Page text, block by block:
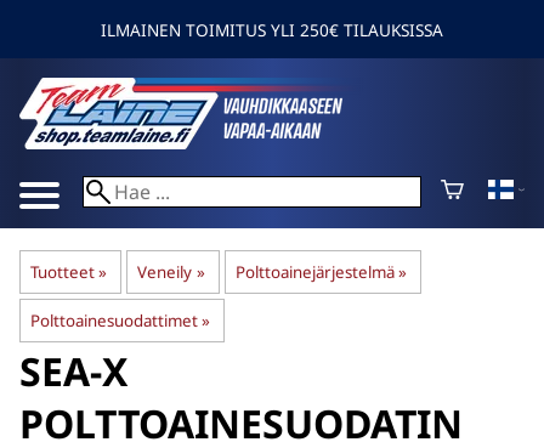
ILMAINEN TOIMITUS YLI 250€ TILAUKSISSA
Tuotteet‪» Veneily ‪» Polttoainejärjestelmä‪»
Polttoainesuodattimet‪»
SEA-X
POLTTOAINESUODATIN